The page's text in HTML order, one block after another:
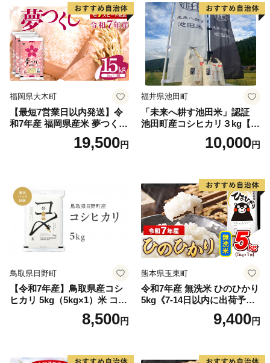
福岡県大木町
【最短7営業日以内発送】令
和7年産 福岡県産米 夢つくし
15kg 精米 ※北海道・沖縄・
19,500円
福井県池田町
「未来へ耕す池田米」認証
池田町産コシヒカリ３kg【お
1人様につき３セットまで】
10,000円
鳥取県日野町
【令和7年産】鳥取県産コシ
ヒカリ 5kg（5kg×1）米 コシ
ヒカリ こしひかり お米 白米
精米 5キロ おこめ こめ コメ
野町産 Elevation
8,500円
熊本県玉東町
令和7年産 無洗米 ひのひかり
5kg《7-14日以内に出荷予定
(土日祝除く)》コメ 米 無洗米
高レビュー｜人気米 熊本県
9,400円